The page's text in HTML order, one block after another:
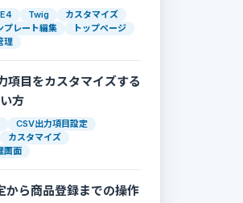
Twig
カスタマイズ
プレート編集
トップページ
理
項目をカスタマイズする
方
CSV出力項目設定
カスタマイズ
画面
から商品登録までの操作